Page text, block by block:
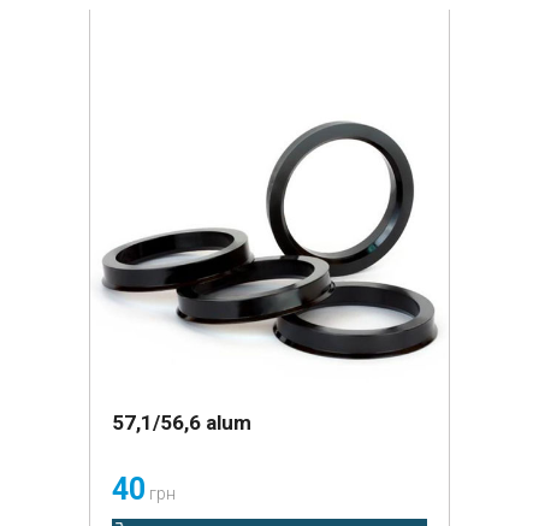
57,1/56,6 alum
40 грн